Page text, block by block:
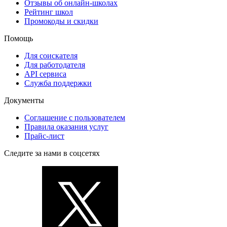
Отзывы об онлайн-школах
Рейтинг школ
Промокоды и скидки
Помощь
Для соискателя
Для работодателя
API сервиса
Служба поддержки
Документы
Соглашение с пользователем
Правила оказания услуг
Прайс-лист
Следите за нами в соцсетях